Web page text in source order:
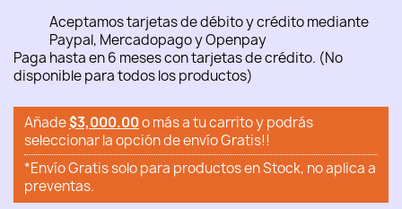
Aceptamos tarjetas de débito y crédito mediante
Paypal, Mercadopago y Openpay
Paga hasta en 6 meses con tarjetas de crédito. (No
disponible para todos los productos)
Añade$3,000.00o más a tu carrito y podrás
seleccionar la opción de envío Gratis!!
*Envío Gratis solo para productos en Stock, no aplica a
preventas.